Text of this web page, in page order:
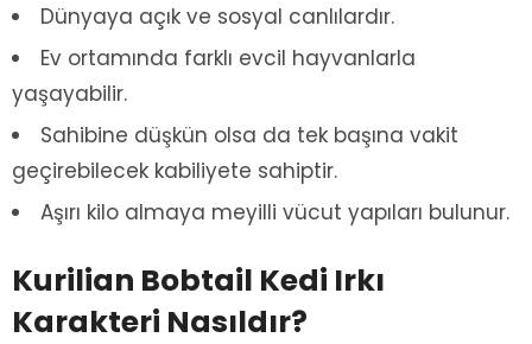
Dünyaya açık ve sosyal canlılardır.
Ev ortamında farklı evcil hayvanlarla
yaşayabilir.
Sahibine düşkün olsa da tek başına vakit
geçirebilecek kabiliyete sahiptir.
Aşırı kilo almaya meyilli vücut yapıları bulunur.
Kurilian Bobtail Kedi Irkı
Karakteri Nasıldır?